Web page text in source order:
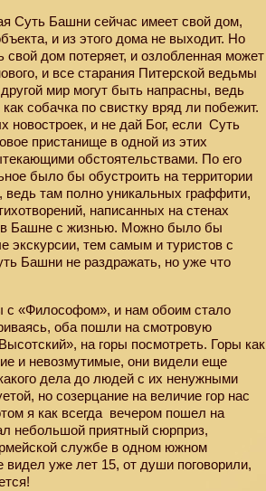
Суть Башни сейчас имеет свой дом,
и из этого дома не выходит. Но
свой дом потеряет, и озлобленная может
и все старания Питерской ведьмы
мир могут быть напрасны, ведь
собачка по свистку вряд ли побежит.
новостроек, и не дай Бог, если Суть
пристанище в одной из этих
обстоятельствами. По его
было бы обустроить на территории
ведь там полно уникальных граффити,
написанных на стенах
Башне с жизнью. Можно было бы
экскурсии, тем самым и туристов с
Башни не раздражать, но уже что
с «Философом», и нам обоим стало
оба пошли на смотровую
на горы посмотреть. Горы как
и невозмутимые, они видели еще
дела до людей с их ненужными
но созерцание на величие гор нас
я как всегда вечером пошел на
небольшой приятный сюрприз,
службе в одном южном
видел уже лет 15, от души поговорили,